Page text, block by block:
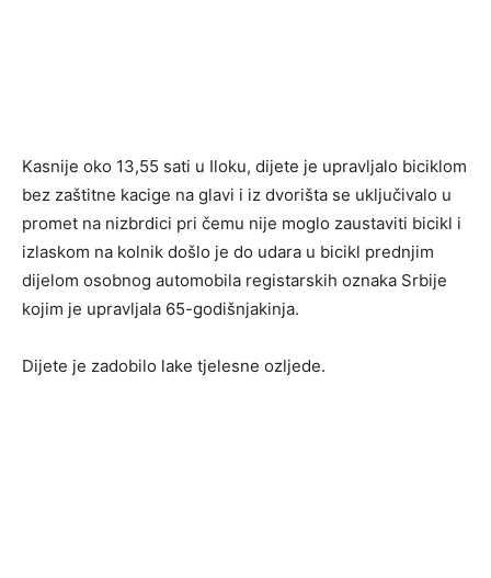
Kasnije oko 13,55 sati u Iloku, dijete je upravljalo biciklom
bez zaštitne kacige na glavi i iz dvorišta se uključivalo u
promet na nizbrdici pri čemu nije moglo zaustaviti bicikl i
izlaskom na kolnik došlo je do udara u bicikl prednjim
dijelom osobnog automobila registarskih oznaka Srbije
kojim je upravljala 65-godišnjakinja.
Dijete je zadobilo lake tjelesne ozljede.